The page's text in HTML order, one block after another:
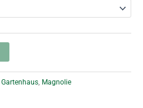
Gartenhaus Magnolie